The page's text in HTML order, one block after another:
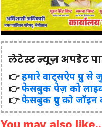
लेटेस्ट न्यूज़ अपडेट
👉हमारे वाट्सऐप ग्रुप से
👉फेसबुक पेज़ को
👉फेसबुक ग्रुप को जॉइन